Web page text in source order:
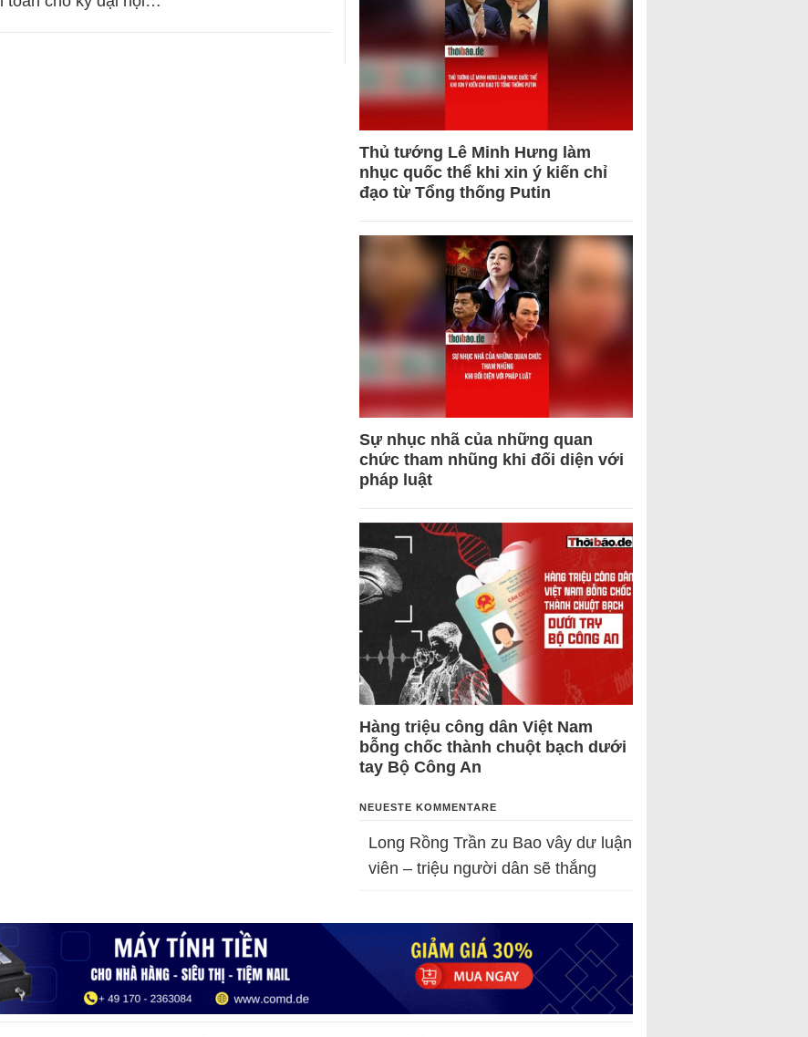
Thủ tướng Lê Minh Hưng làm
nhục quốc thể khi xin ý kiến chỉ
đạo từ Tổng thống Putin
Sự nhục nhã của những quan
chức tham nhũng khi đối diện với
pháp luật
Hàng triệu công dân Việt Nam
bỗng chốc thành chuột bạch dưới
tay Bộ Công An
NEUESTE KOMMENTARE
Long Rồng Trần zu Bao vây dư luận
viên – triệu người dân sẽ thắng